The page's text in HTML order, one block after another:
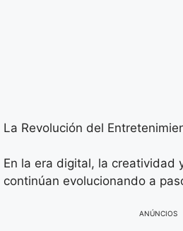
La Revolución del
En la era digital, la creatividad
continúan evolucionando a
ANÚNCIOS